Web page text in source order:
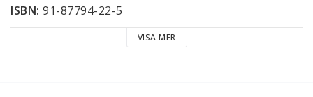
ISBN: 91-87794-22-5
VISA MER